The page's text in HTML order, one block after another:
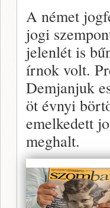
A német
jogi
jelenlét is
írnok volt.
Demjanjuk
öt évnyi
emelkedett
meghalt.